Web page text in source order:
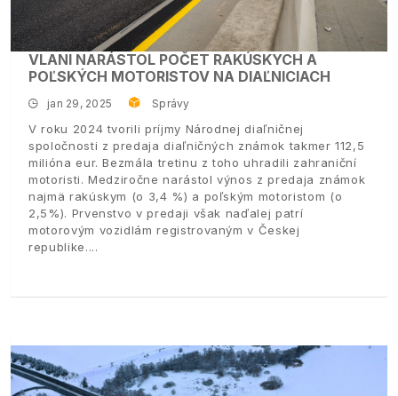
VLANI NARÁSTOL POČET RAKÚSKYCH A
POĽSKÝCH MOTORISTOV NA DIAĽNICIACH
jan 29, 2025 Správy
V roku 2024 tvorili príjmy Národnej diaľničnej
spoločnosti z predaja diaľničných známok takmer 112,5
milióna eur. Bezmála tretinu z toho uhradili zahraniční
motoristi. Medziročne narástol výnos z predaja známok
najmä rakúskym (o 3,4 %) a poľským motoristom (o
2,5%). Prvenstvo v predaji však naďalej patrí
motorovým vozidlám registrovaným v Českej
republike.